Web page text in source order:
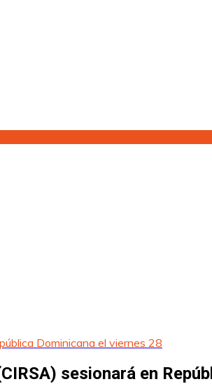
Dominicana el viernes 28
sesionará en